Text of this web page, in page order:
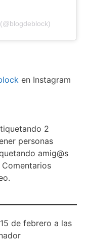
en Instagram⁣
2
personas
amig@s
de febrero a las